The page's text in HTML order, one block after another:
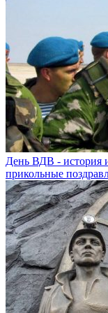
День ВДВ - история
прикольные